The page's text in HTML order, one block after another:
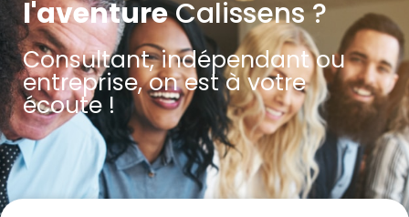
l'aventureCalissens ?
Consultant, indépendant ou
entreprise, on est à votre
écoute !